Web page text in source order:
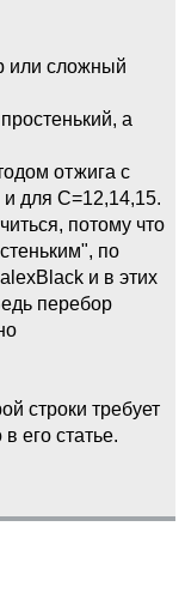
или сложный
а
отжига с
для С=12,14,15.
потому что
по
и в этих
перебор
строки требует
его статье.